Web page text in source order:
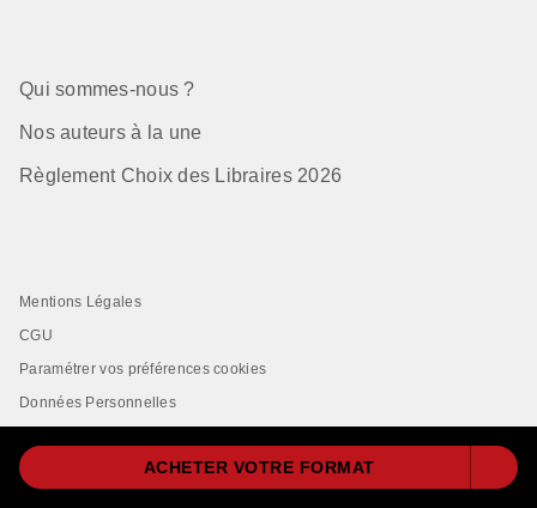
ACHETER VOTRE FORMAT
Qui sommes-nous ?
Nos auteurs à la une
Règlement Choix des Libraires 2026
Mentions Légales
CGU
Paramétrer vos préférences cookies
Données Personnelles